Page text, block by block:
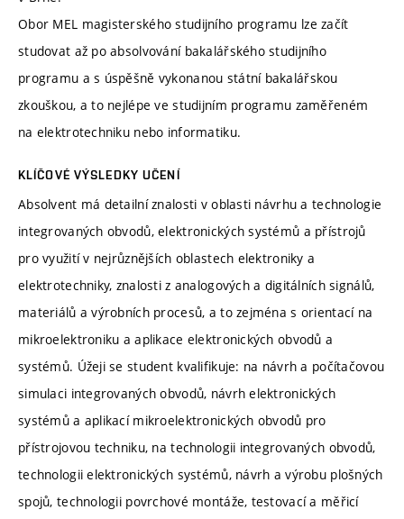
Obor MEL magisterského studijního programu lze začít
studovat až po absolvování bakalářského studijního
programu a s úspěšně vykonanou státní bakalářskou
zkouškou, a to nejlépe ve studijním programu zaměřeném
na elektrotechniku nebo informatiku.
KLÍČOVÉ VÝSLEDKY UČENÍ
Absolvent má detailní znalosti v oblasti návrhu a technologie
integrovaných obvodů, elektronických systémů a přístrojů
pro využití v nejrůznějších oblastech elektroniky a
elektrotechniky, znalosti z analogových a digitálních signálů,
materiálů a výrobních procesů, a to zejména s orientací na
mikroelektroniku a aplikace elektronických obvodů a
systémů. Úžeji se student kvalifikuje: na návrh a počítačovou
simulaci integrovaných obvodů, návrh elektronických
systémů a aplikací mikroelektronických obvodů pro
přístrojovou techniku, na technologii integrovaných obvodů,
technologii elektronických systémů, návrh a výrobu plošných
spojů, technologii povrchové montáže, testovací a měřicí